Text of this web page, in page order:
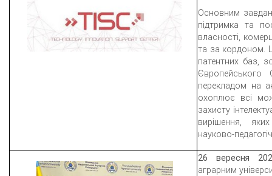
Основним
підтримка та
власності,
та за кордоном.
патентних баз,
перекладом на
охоплює всі
захисту
вирішення,
науково-
26 вересня
аграрним